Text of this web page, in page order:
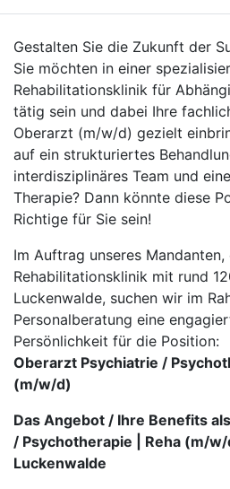
Gestalten Sie die Zukunft der
Sie möchten in einer
Rehabilitationsklinik für
tätig sein und dabei Ihre
Oberarzt (m/w/d) gezielt
auf ein strukturiertes
interdisziplinäres Team und
Therapie? Dann könnte diese
Richtige für Sie sein!
Im Auftrag unseres
Rehabilitationsklinik mit rund
Luckenwalde, suchen wir im
Personalberatung eine
Persönlichkeit für die Position:
Oberarzt Psychiatrie /
(m/w/d)
Das Angebot / Ihre Benefits
/ Psychotherapie | Reha (m/w/
Luckenwalde